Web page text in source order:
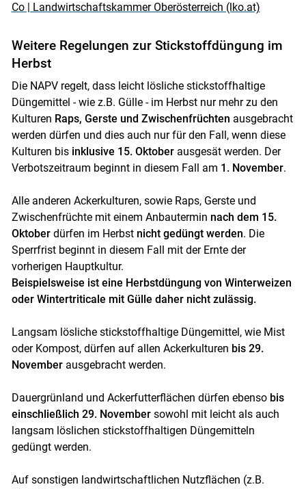
Skip to main content
Co | Landwirtschaftskammer Oberösterreich (lko.at)
Weitere Regelungen zur Stickstoffdüngung im
Herbst
Die NAPV regelt, dass leicht lösliche stickstoffhaltige
Düngemittel - wie z.B. Gülle - im Herbst nur mehr zu den
Kulturen Raps, Gerste und Zwischenfrüchten ausgebracht
werden dürfen und dies auch nur für den Fall, wenn diese
Kulturen bis inklusive 15. Oktober ausgesät werden. Der
Verbotszeitraum beginnt in diesem Fall am 1. November.
Alle anderen Ackerkulturen, sowie Raps, Gerste und
Zwischenfrüchte mit einem Anbautermin nach dem 15.
Oktober dürfen im Herbst nicht gedüngt werden. Die
Sperrfrist beginnt in diesem Fall mit der Ernte der
vorherigen Hauptkultur.
Beispielsweise ist eine Herbstdüngung von Winterweizen
oder Wintertriticale mit Gülle daher nicht zulässig.
Langsam lösliche stickstoffhaltige Düngemittel, wie Mist
oder Kompost, dürfen auf allen Ackerkulturen bis 29.
Novemberausgebracht werden.
Dauergrünland und Ackerfutterflächen dürfen ebenso bis
einschließlich 29. Novembersowohl mit leicht als auch
langsam löslichen stickstoffhaltigen Düngemitteln
gedüngt werden.
Auf sonstigen landwirtschaftlichen Nutzflächen (z.B.